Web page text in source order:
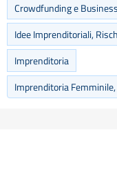
Crowdfunding e
Idee Imprenditoriali,
Imprenditoria
Imprenditoria